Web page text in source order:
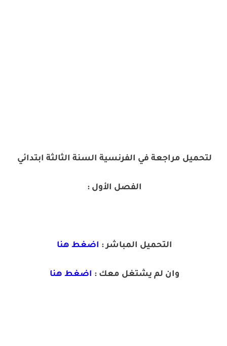
لتحميل مراجعة في الفرنسية السنة الثالثة ابتدائي
الفصل الأول :
التحميل المباشر : اضغط هنا
وان لم يشتغل معك : اضغط هنا